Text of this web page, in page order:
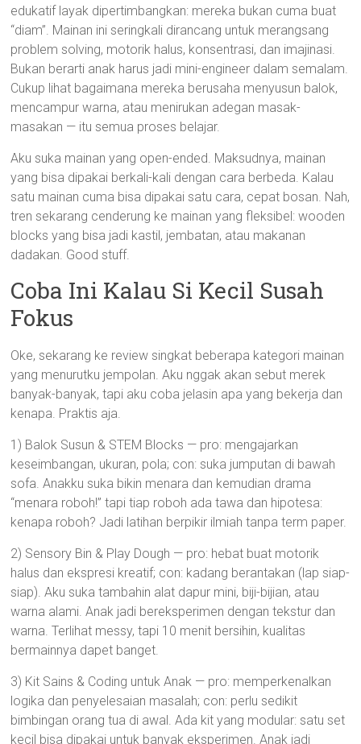
edukatif layak dipertimbangkan: mereka bukan cuma buat
“diam”. Mainan ini seringkali dirancang untuk merangsang
problem solving, motorik halus, konsentrasi, dan imajinasi.
Bukan berarti anak harus jadi mini-engineer dalam semalam.
Cukup lihat bagaimana mereka berusaha menyusun balok,
mencampur warna, atau menirukan adegan masak-
masakan — itu semua proses belajar.
Aku suka mainan yang open-ended. Maksudnya, mainan
yang bisa dipakai berkali-kali dengan cara berbeda. Kalau
satu mainan cuma bisa dipakai satu cara, cepat bosan. Nah,
tren sekarang cenderung ke mainan yang fleksibel: wooden
blocks yang bisa jadi kastil, jembatan, atau makanan
dadakan. Good stuff.
Coba Ini Kalau Si Kecil Susah
Fokus
Oke, sekarang ke review singkat beberapa kategori mainan
yang menurutku jempolan. Aku nggak akan sebut merek
banyak-banyak, tapi aku coba jelasin apa yang bekerja dan
kenapa. Praktis aja.
1) Balok Susun & STEM Blocks — pro: mengajarkan
keseimbangan, ukuran, pola; con: suka jumputan di bawah
sofa. Anakku suka bikin menara dan kemudian drama
“menara roboh!” tapi tiap roboh ada tawa dan hipotesa:
kenapa roboh? Jadi latihan berpikir ilmiah tanpa term paper.
2) Sensory Bin & Play Dough — pro: hebat buat motorik
halus dan ekspresi kreatif; con: kadang berantakan (lap siap-
siap). Aku suka tambahin alat dapur mini, biji-bijian, atau
warna alami. Anak jadi bereksperimen dengan tekstur dan
warna. Terlihat messy, tapi 10 menit bersihin, kualitas
bermainnya dapet banget.
3) Kit Sains & Coding untuk Anak — pro: memperkenalkan
logika dan penyelesaian masalah; con: perlu sedikit
bimbingan orang tua di awal. Ada kit yang modular: satu set
kecil bisa dipakai untuk banyak eksperimen. Anak jadi